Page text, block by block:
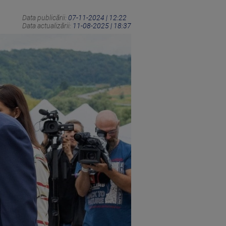
Data publicării: 07-11-2024 | 12:22
Data actualizării: 11-08-2025 | 18:37